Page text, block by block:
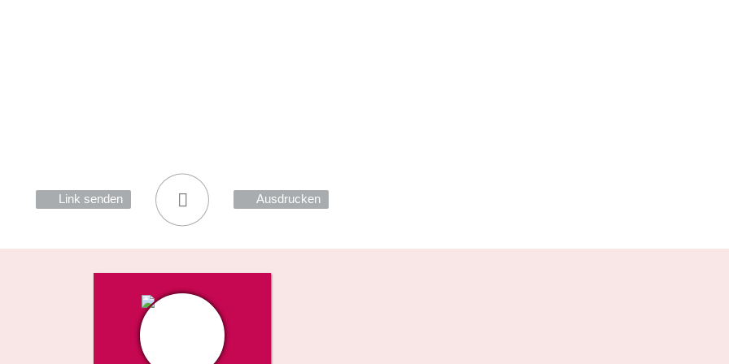
Link senden Ausdrucken